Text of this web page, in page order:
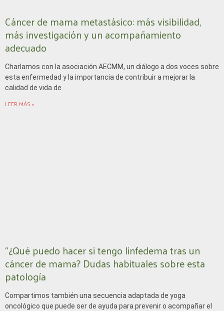
Cáncer de mama metastásico: más visibilidad,
más investigación y un acompañamiento
adecuado
Charlamos con la asociación AECMM, un diálogo a dos voces sobre
esta enfermedad y la importancia de contribuir a mejorar la
calidad de vida de
LEER MÁS »
“¿Qué puedo hacer si tengo linfedema tras un
cáncer de mama? Dudas habituales sobre esta
patología
Compartimos también una secuencia adaptada de yoga
oncológico que puede ser de ayuda para prevenir o acompañar el